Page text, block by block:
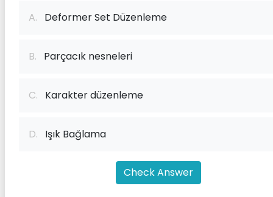
A. Deformer Set Düzenleme
B. Parçacık nesneleri
C. Karakter düzenleme
D. Işık Bağlama
Check Answer